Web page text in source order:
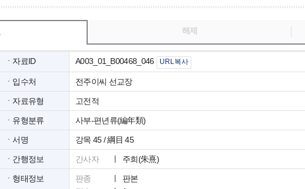
해제
ㆍ자료ID A003_01_B00468_046 URL복사
ㆍ입수처 전주이씨 선교장
ㆍ자료유형 고전적
ㆍ유형분류 사부-편년류(編年類)
ㆍ서명 강목 45 / 綱目 45
ㆍ간행정보 간사자 주희(朱熹)
ㆍ형태정보 판종
판본